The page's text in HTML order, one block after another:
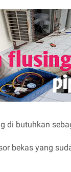
di butuhkan
bekas yang